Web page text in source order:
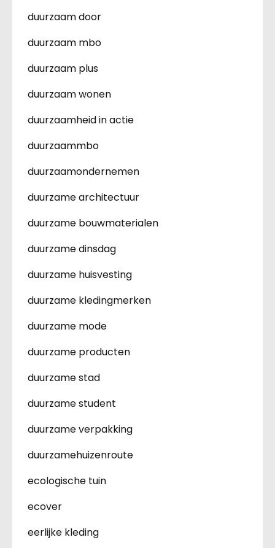
duurzaam door
duurzaam mbo
duurzaam plus
duurzaam wonen
duurzaamheid in actie
duurzaammbo
duurzaamondernemen
duurzame architectuur
duurzame bouwmaterialen
duurzame dinsdag
duurzame huisvesting
duurzame kledingmerken
duurzame mode
duurzame producten
duurzame stad
duurzame student
duurzame verpakking
duurzamehuizenroute
ecologische tuin
ecover
eerlijke kleding